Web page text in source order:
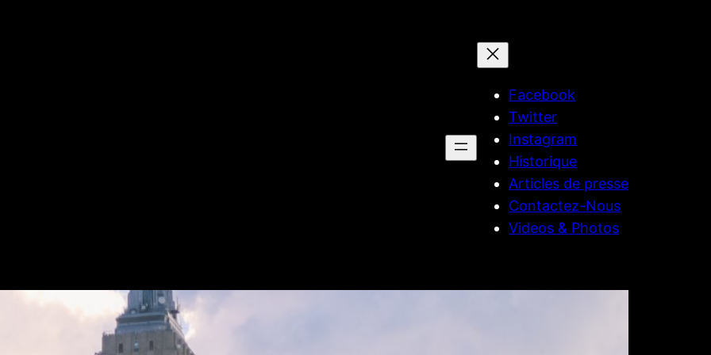
Facebook
Twitter
Instagram
Historique
Articles de presse
Contactez-Nous
Videos & Photos